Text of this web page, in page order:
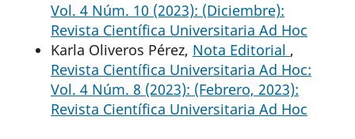
Vol. 4 Núm. 10 (2023): (Diciembre):
Revista Científica Universitaria Ad Hoc
Karla Oliveros Pérez, Nota Editorial ,
Revista Científica Universitaria Ad Hoc:
Vol. 4 Núm. 8 (2023): (Febrero, 2023):
Revista Científica Universitaria Ad Hoc